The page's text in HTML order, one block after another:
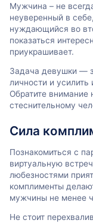
Мужчина – не
неуверенный в
нуждающийся во
показаться
приукрашивает.
Задача девушки —
личности и
Обратите внимание
стеснительному
Сила
Познакомиться с
виртуальную
любезностями
комплименты
мужчины не менее
Не стоит